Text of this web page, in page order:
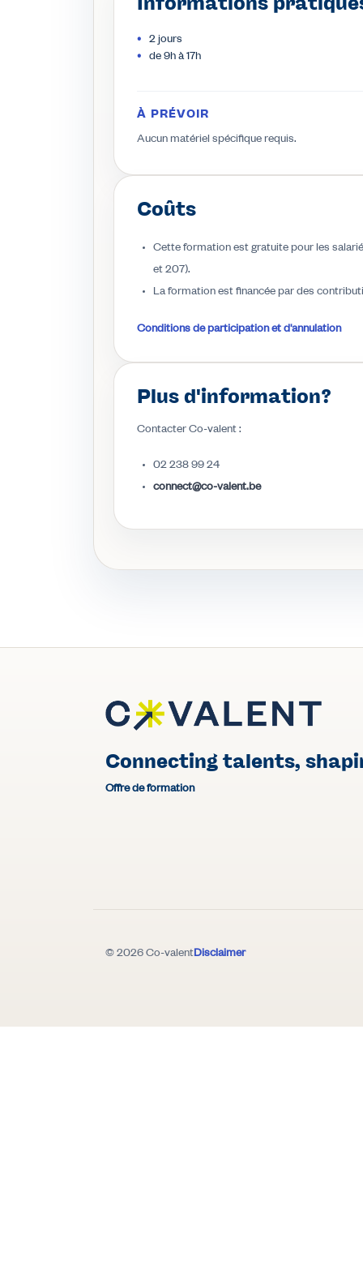
2 jours
de 9h à 17h
À PRÉVOIR
Aucun matériel spécifique requis.
Coûts
Cette formation est gratuite pour les
et 207).
La formation est financée par des
Conditions de participation et d'annulation
Plus d'information?
Contacter Co-valent :
02 238 99 24
connect@co-valent.be
Connecting talents,
Offre de formation
© 2026 Co-valentDisclaimer